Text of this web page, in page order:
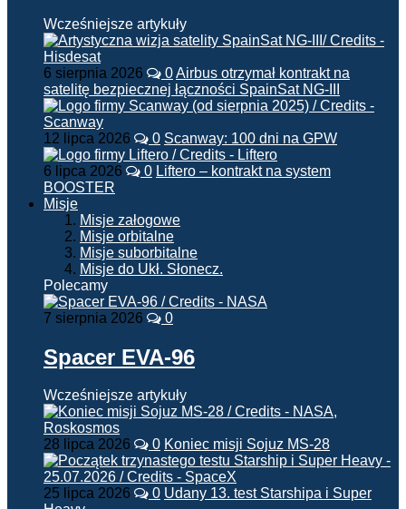
Wcześniejsze artykuły
6 sierpnia 2026 0Airbus otrzymał kontrakt na
satelitę bezpiecznej łączności SpainSat NG-III
12 lipca 2026 0 Scanway: 100 dni na GPW
6 lipca 2026 0 Liftero – kontrakt na system
BOOSTER
Misje
Misje załogowe
Misje orbitalne
Misje suborbitalne
Misje do Ukł. Słonecz.
Polecamy
7 sierpnia 2026 0
Spacer EVA-96
Wcześniejsze artykuły
28 lipca 2026 0 Koniec misji Sojuz MS-28
25 lipca 2026 0 Udany 13. test Starshipa i Super